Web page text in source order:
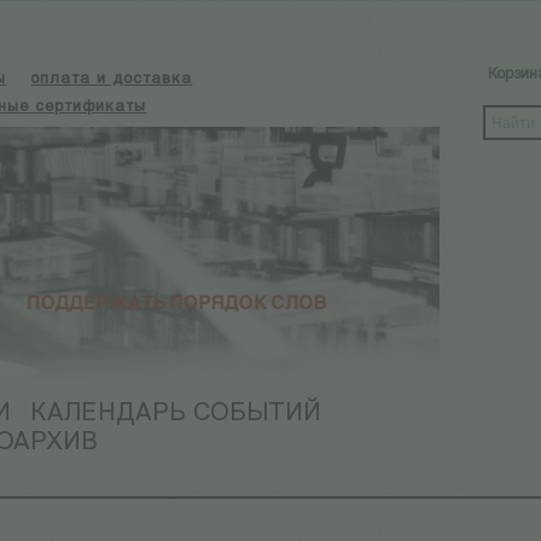
оплата и доставка
сертификаты
КАЛЕНДАРЬ СОБЫТИЙ